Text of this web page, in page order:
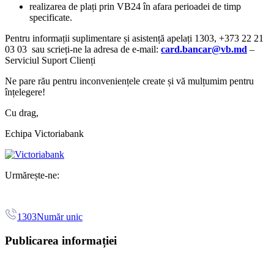
realizarea de plați prin VB24 în afara perioadei de timp
specificate.
Pentru informații suplimentare și asistență apelați 1303, +373 22 21
03 03 sau scrieți-ne la adresa de e-mail: card.bancar@vb.md –
Serviciul Suport Clienți
Ne pare rău pentru inconveniențele create și vă mulțumim pentru
înțelegere!
Cu drag,
Echipa Victoriabank
Urmărește-ne:
1303Număr unic
Publicarea informației